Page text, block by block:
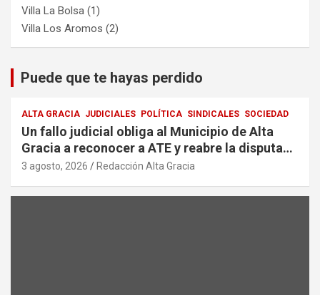
Villa La Bolsa (1)
Villa Los Aromos (2)
Puede que te hayas perdido
ALTA GRACIA JUDICIALES POLÍTICA SINDICALES SOCIEDAD
Un fallo judicial obliga al Municipio de Alta
Gracia a reconocer a ATE y reabre la disputa
por la representación sindical
3 agosto, 2026 Redacción Alta Gracia